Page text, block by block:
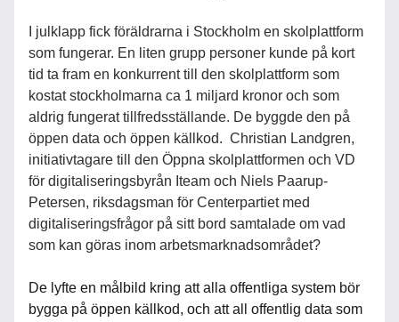
I julklapp fick föräldrarna i Stockholm en skolplattform
som fungerar. En liten grupp personer kunde på kort
tid ta fram en konkurrent till den skolplattform som
kostat stockholmarna ca 1 miljard kronor och som
aldrig fungerat tillfredsställande. De byggde den på
öppen data och öppen källkod.  Christian Landgren,
initiativtagare till den Öppna skolplattformen och VD
för digitaliseringsbyrån Iteam och Niels Paarup-
Petersen, riksdagsman för Centerpartiet med
digitaliseringsfrågor på sitt bord samtalade om vad
som kan göras inom arbetsmarknadsområdet?
De lyfte en målbild kring att alla offentliga system bör
bygga på öppen källkod, och att all offentlig data som